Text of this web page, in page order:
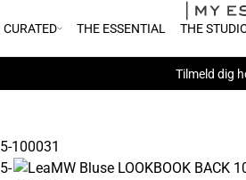
CURATED THE ESSENTIAL THE
Tilmeld dig